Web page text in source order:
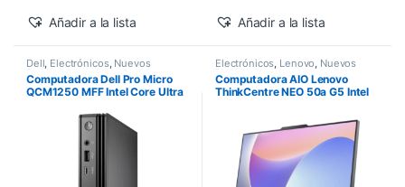
Añadir a la lista Añadir a la lista
Dell Electrónicos, Nuevos
Productos
Computadora Dell Pro Micro
QCM1250 MFF Intel Core Ultra
Windows 11 Pro
Electrónicos Lenovo Nuevos
Productos
Computadora AIO Lenovo
ThinkCentre NEO 50a G5 Intel
512GB SSD Windows 11 Pro